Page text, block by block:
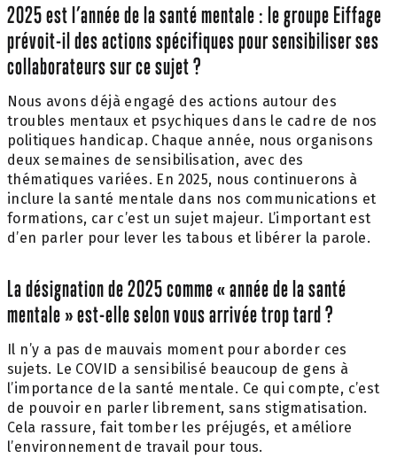
2025 est l’année de la santé mentale : le groupe Eiffage
prévoit-il des actions spécifiques pour sensibiliser ses
collaborateurs sur ce sujet ?
Nous avons déjà engagé des actions autour des
troubles mentaux et psychiques dans le cadre de nos
politiques handicap. Chaque année, nous organisons
deux semaines de sensibilisation, avec des
thématiques variées. En 2025, nous continuerons à
inclure la santé mentale dans nos communications et
formations, car c’est un sujet majeur. L’important est
d’en parler pour lever les tabous et libérer la parole.
La désignation de 2025 comme « année de la santé
mentale » est-elle selon vous arrivée trop tard ?
Il n’y a pas de mauvais moment pour aborder ces
sujets. Le COVID a sensibilisé beaucoup de gens à
l’importance de la santé mentale. Ce qui compte, c’est
de pouvoir en parler librement, sans stigmatisation.
Cela rassure, fait tomber les préjugés, et améliore
l’environnement de travail pour tous.